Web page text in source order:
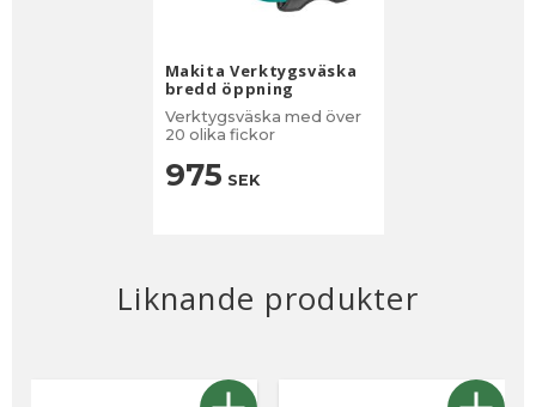
Makita Verktygsväska
bredd öppning
Verktygsväska med över
20 olika fickor
975 SEK
Liknande produkter